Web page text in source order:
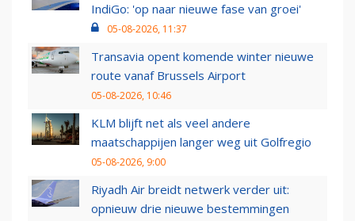
IndiGo: 'op naar nieuwe fase van groei'
05-08-2026, 11:37
Transavia opent komende winter nieuwe
route vanaf Brussels Airport
05-08-2026, 10:46
KLM blijft net als veel andere
maatschappijen langer weg uit Golfregio
05-08-2026, 9:00
Riyadh Air breidt netwerk verder uit:
opnieuw drie nieuwe bestemmingen